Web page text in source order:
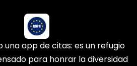
una app de citas: es un refugio
para honrar la diversidad